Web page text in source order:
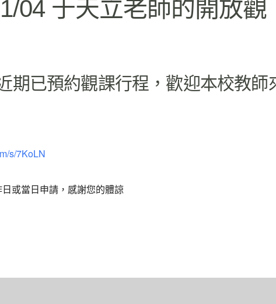
04 于天立老師的開放觀
期已預約觀課行程，歡迎本校教師
s/7KoLN
或當日申請，感謝您的體諒